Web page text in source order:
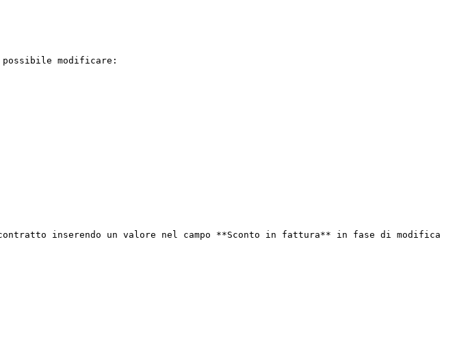
modificare:
inserendo un valore nel campo **Sconto in fattura** in fase di modifica